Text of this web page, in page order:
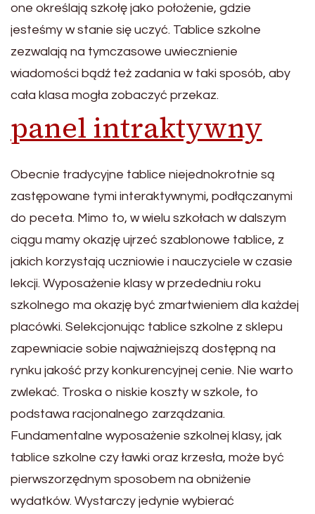
one określają szkołę jako położenie, gdzie
jesteśmy w stanie się uczyć. Tablice szkolne
zezwalają na tymczasowe uwiecznienie
wiadomości bądź też zadania w taki sposób, aby
cała klasa mogła zobaczyć przekaz.
panel intraktywny
Obecnie tradycyjne tablice niejednokrotnie są
zastępowane tymi interaktywnymi, podłączanymi
do peceta. Mimo to, w wielu szkołach w dalszym
ciągu mamy okazję ujrzeć szablonowe tablice, z
jakich korzystają uczniowie i nauczyciele w czasie
lekcji. Wyposażenie klasy w przededniu roku
szkolnego ma okazję być zmartwieniem dla każdej
placówki. Selekcjonując tablice szkolne z sklepu
zapewniacie sobie najważniejszą dostępną na
rynku jakość przy konkurencyjnej cenie. Nie warto
zwlekać. Troska o niskie koszty w szkole, to
podstawa racjonalnego zarządzania.
Fundamentalne wyposażenie szkolnej klasy, jak
tablice szkolne czy ławki oraz krzesła, może być
pierwszorzędnym sposobem na obniżenie
wydatków. Wystarczy jedynie wybierać